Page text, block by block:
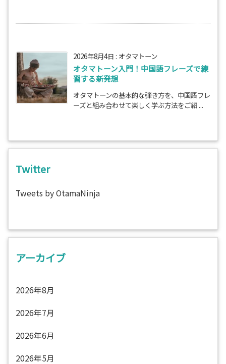
2026年8月4日 : オタマトーン
オタマトーン入門！中国語フレーズで練
習する新発想
オタマトーンの基本的な弾き方を、中国語フレ
ーズと組み合わせて楽しく学ぶ方法をご紹 ...
Twitter
Tweets by OtamaNinja
アーカイブ
2026年8月
2026年7月
2026年6月
2026年5月